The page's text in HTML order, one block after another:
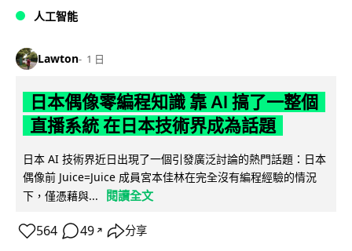
人工智能
Lawton 1 日
日本偶像零編程知識 靠 AI 搞了一整個
直播系統 在日本技術界成為話題
日本 AI 技術界近日出現了一個引發廣泛討論的熱門話題：日本
偶像前 Juice=Juice 成員宮本佳林在完全沒有編程經驗的情況
下，僅憑藉與...
閱讀全文
564 49 ↗ 分享